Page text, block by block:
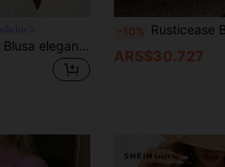
Aveloria Modichic Blusa elegante y romántica de estilo francés, sin mangas, con cuello con volantes y textura transparente para mujeres
-10% Rusticease Blusa de algodón blanca casual con pliegues y sin mangas, 100% algodón, tops de algodón rosa, tops de verano de
ARS$30.727